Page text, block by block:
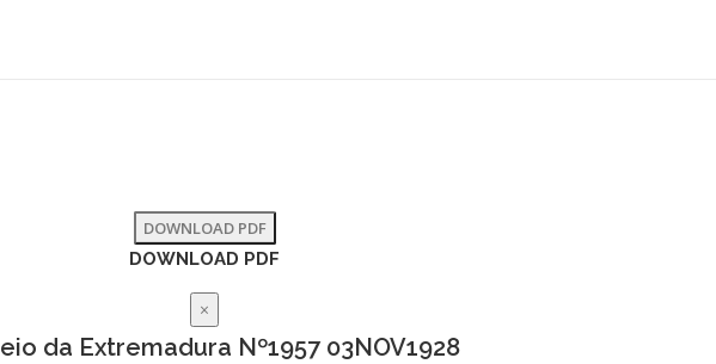
DOWNLOAD PDF
DOWNLOAD PDF
×
da Extremadura Nº1957 03NOV1928